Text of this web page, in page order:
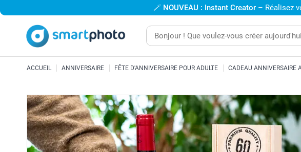
🪄 NOUVEAU : Instant Creator – Réalisez
ACCUEIL ANNIVERSAIRE FÊTE D'ANNIVERSAIRE POUR ADULTE CADEAU ANNIVERSAIRE